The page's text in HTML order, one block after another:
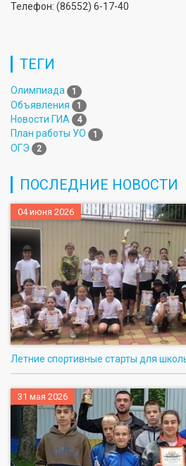
Телефон: (86552) 6-17-40
ТЕГИ
Олимпиада 1
Объявления 1
Новости ГИА 4
План работы УО 1
ОГЭ 2
ПОСЛЕДНИЕ НОВОСТИ
04 июня 2026
Летние спортивные старты для
31 мая 2026